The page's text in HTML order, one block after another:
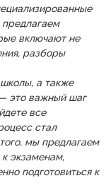
включают не
разборы
а также
это важный шаг
все
стал
мы предлагаем
экзаменам,
подготовиться к